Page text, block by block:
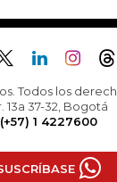
Todos los
13a 37-32, Bogotá
(+57) 1 4227600